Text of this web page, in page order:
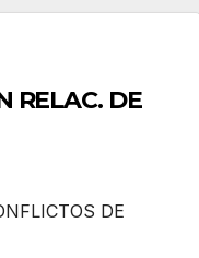
RELAC. DE
DE